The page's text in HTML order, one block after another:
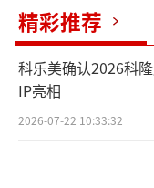
精彩推荐
科乐美确认2026科
IP亮相
2026-07-22 10:33:32